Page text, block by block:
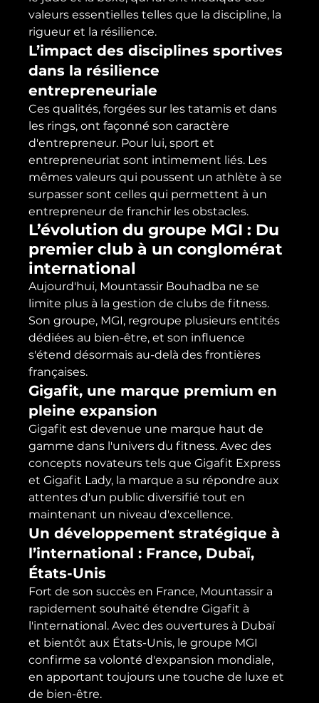
valeurs essentielles telles que la discipline, la
rigueur et la résilience.
L’impact des disciplines sportives
dans la résilience
entrepreneuriale
Ces qualités, forgées sur les tatamis et dans
les rings, ont façonné son caractère
d'entrepreneur. Pour lui, sport et
entrepreneuriat sont intimement liés. Les
mêmes valeurs qui poussent un athlète à se
surpasser sont celles qui permettent à un
entrepreneur de franchir les obstacles.
L’évolution du groupe MGI : Du
premier club à un conglomérat
international
Aujourd'hui, Mountassir Bouhadba ne se
limite plus à la gestion de clubs de fitness.
Son groupe, MGI, regroupe plusieurs entités
dédiées au bien-être, et son influence
s'étend désormais au-delà des frontières
françaises.
Gigafit, une marque premium en
pleine expansion
Gigafit est devenue une marque haut de
gamme dans l'univers du fitness. Avec des
concepts novateurs tels que Gigafit Express
et Gigafit Lady, la marque a su répondre aux
attentes d'un public diversifié tout en
maintenant un niveau d'excellence.
Un développement stratégique à
l’international : France, Dubaï,
États-Unis
Fort de son succès en France, Mountassir a
rapidement souhaité étendre Gigafit à
l'international. Avec des ouvertures à Dubaï
et bientôt aux États-Unis, le groupe MGI
confirme sa volonté d'expansion mondiale,
en apportant toujours une touche de luxe et
de bien-être.